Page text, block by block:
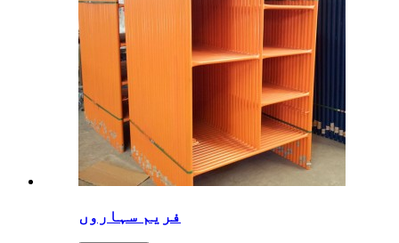
فریم سہاروں